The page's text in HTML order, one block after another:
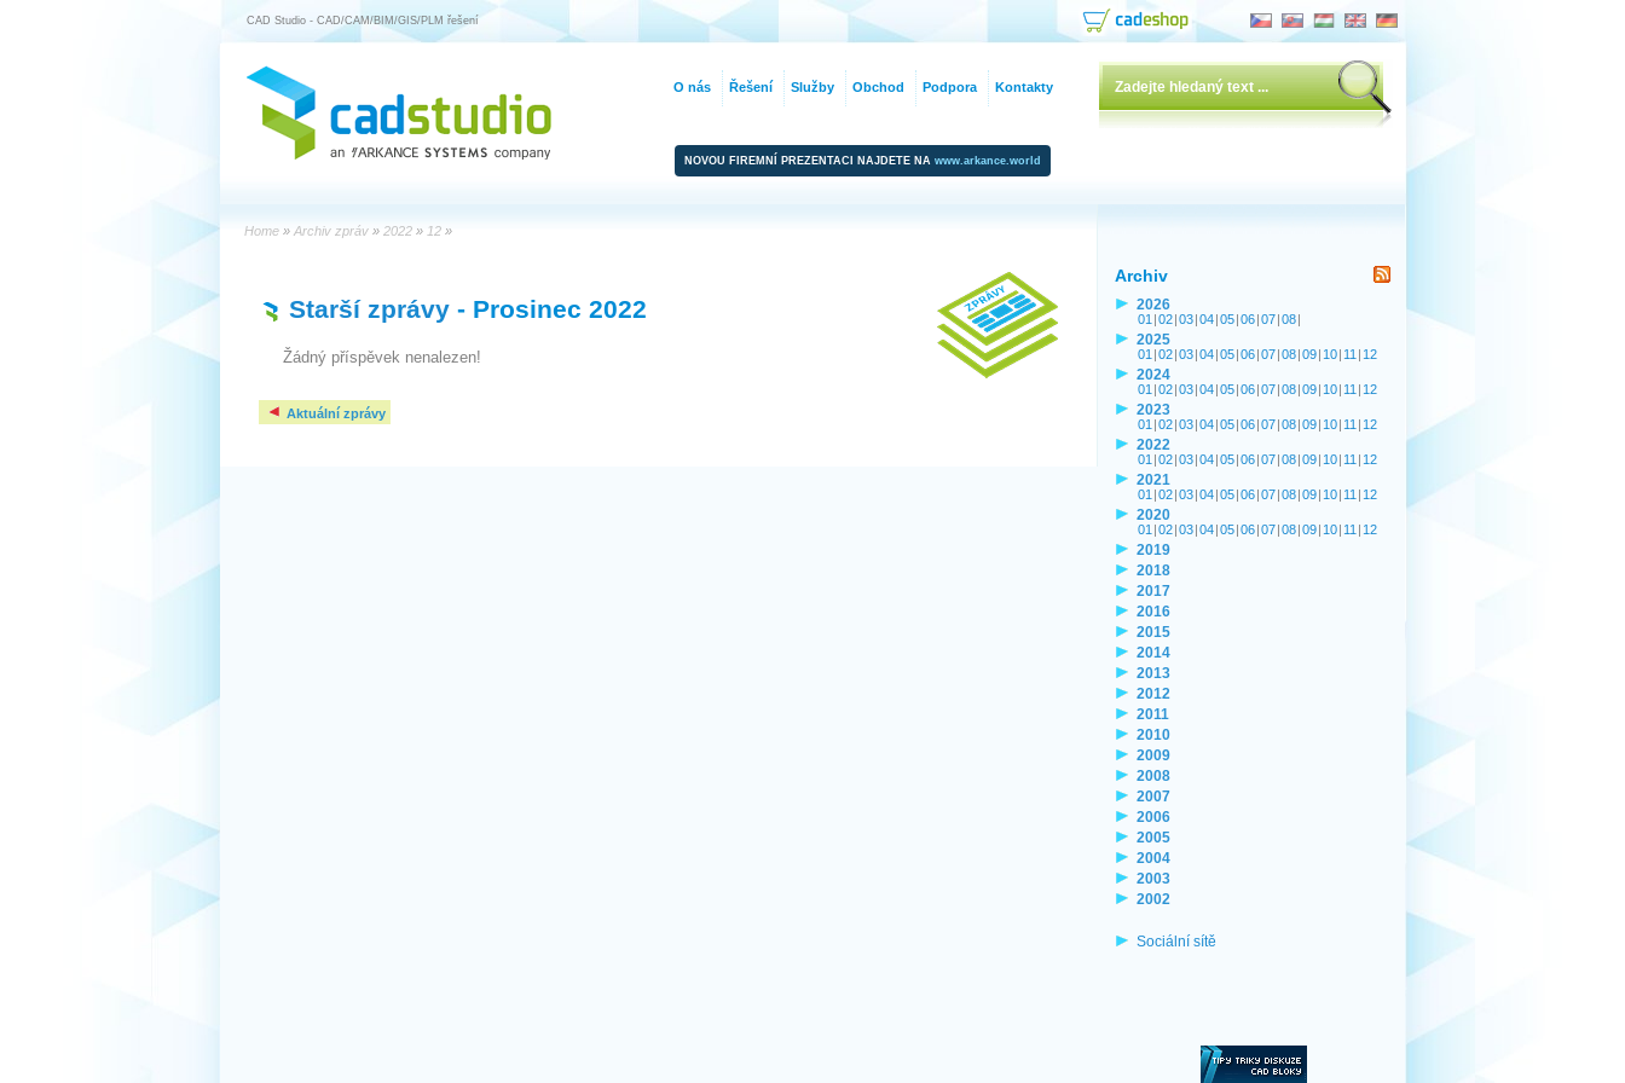
CAD Studio - CAD/CAM/BIM/GIS/PLM řešení
NOVOU FIREMNÍ PREZENTACI NAJDETE NA www.arkance.world
Home » Archiv zpráv » 2022 » 12 »
Starší zprávy - Prosinec 2022
Žádný příspěvek nenalezen!
Aktuální zprávy
Archiv
2026
01 |02|03|04|05|06|07|08|
2025
01 |02|03|04|05|06|07|08|09| 10| 11 | 12
2024
01 |02|03|04|05|06|07|08|09| 10| 11 | 12
2023
01 |02|03|04|05|06|07|08|09| 10| 11 | 12
2022
01 |02|03|04|05|06|07|08|09| 10| 11 | 12
2021
01 |02|03|04|05|06|07|08|09| 10| 11 | 12
2020
01 |02|03|04|05|06|07|08|09| 10| 11 | 12
2019
2018
2017
2016
2015
2014
2013
2012
2011
2010
2009
2008
2007
2006
2005
2004
2003
2002
Sociální sítě
O nás Řešení Služby Obchod Podpora Kontakty